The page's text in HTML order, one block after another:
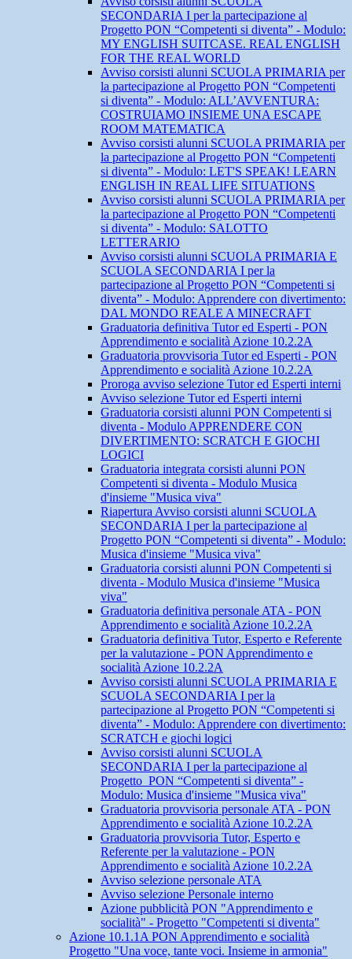
SECONDARIA I per la partecipazione al
Progetto PON “Competenti si diventa” - Modulo:
MY ENGLISH SUITCASE. REAL ENGLISH
FOR THE REAL WORLD
Avviso corsisti alunni SCUOLA PRIMARIA per
la partecipazione al Progetto PON “Competenti
si diventa” - Modulo: ALL’AVVENTURA:
COSTRUIAMO INSIEME UNA ESCAPE
ROOM MATEMATICA
Avviso corsisti alunni SCUOLA PRIMARIA per
la partecipazione al Progetto PON “Competenti
si diventa” - Modulo: LET'S SPEAK! LEARN
ENGLISH IN REAL LIFE SITUATIONS
Avviso corsisti alunni SCUOLA PRIMARIA per
la partecipazione al Progetto PON “Competenti
si diventa” - Modulo: SALOTTO
LETTERARIO
Avviso corsisti alunni SCUOLA PRIMARIA E
SCUOLA SECONDARIA I per la
partecipazione al Progetto PON “Competenti si
diventa” - Modulo: Apprendere con divertimento:
DAL MONDO REALE A MINECRAFT
Graduatoria definitiva Tutor ed Esperti - PON
Apprendimento e socialità Azione 10.2.2A
Graduatoria provvisoria Tutor ed Esperti - PON
Apprendimento e socialità Azione 10.2.2A
Proroga avviso selezione Tutor ed Esperti interni
Avviso selezione Tutor ed Esperti interni
Graduatoria corsisti alunni PON Competenti si
diventa - Modulo APPRENDERE CON
DIVERTIMENTO: SCRATCH E GIOCHI
LOGICI
Graduatoria integrata corsisti alunni PON
Competenti si diventa - Modulo Musica
d'insieme "Musica viva"
Riapertura Avviso corsisti alunni SCUOLA
SECONDARIA I per la partecipazione al
Progetto PON “Competenti si diventa” - Modulo:
Musica d'insieme "Musica viva"
Graduatoria corsisti alunni PON Competenti si
diventa - Modulo Musica d'insieme "Musica
viva"
Graduatoria definitiva personale ATA - PON
Apprendimento e socialità Azione 10.2.2A
Graduatoria definitiva Tutor, Esperto e Referente
per la valutazione - PON Apprendimento e
socialità Azione 10.2.2A
Avviso corsisti alunni SCUOLA PRIMARIA E
SCUOLA SECONDARIA I per la
partecipazione al Progetto PON “Competenti si
diventa” - Modulo: Apprendere con divertimento:
SCRATCH e giochi logici
Avviso corsisti alunni SCUOLA
SECONDARIA I per la partecipazione al
Progetto PON “Competenti si diventa” -
Modulo: Musica d'insieme "Musica viva"
Graduatoria provvisoria personale ATA - PON
Apprendimento e socialità Azione 10.2.2A
Graduatoria provvisoria Tutor, Esperto e
Referente per la valutazione - PON
Apprendimento e socialità Azione 10.2.2A
Avviso selezione personale ATA
Avviso selezione Personale interno
Azione pubblicità PON "Apprendimento e
socialità" - Progetto "Competenti si diventa"
Azione 10.1.1A PON Apprendimento e socialità
Progetto "Una voce, tante voci. Insieme in armonia"